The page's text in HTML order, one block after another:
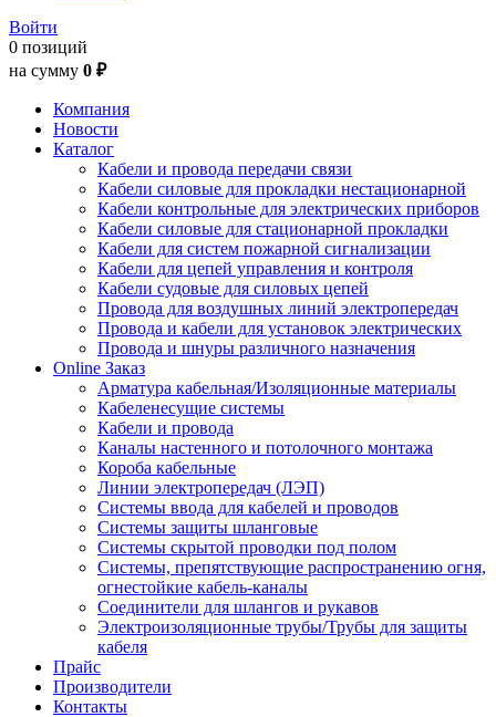
Войти
0 позиций
на сумму 0 ₽
Компания
Новости
Каталог
Кабели и провода передачи связи
Кабели силовые для прокладки нестационарной
Кабели контрольные для электрических приборов
Кабели силовые для стационарной прокладки
Кабели для систем пожарной сигнализации
Кабели для цепей управления и контроля
Кабели судовые для силовых цепей
Провода для воздушных линий электропередач
Провода и кабели для установок электрических
Провода и шнуры различного назначения
Online Заказ
Арматура кабельная/Изоляционные материалы
Кабеленесущие системы
Кабели и провода
Каналы настенного и потолочного монтажа
Короба кабельные
Линии электропередач (ЛЭП)
Системы ввода для кабелей и проводов
Системы защиты шланговые
Системы скрытой проводки под полом
Системы, препятствующие распространению огня,
огнестойкие кабель-каналы
Соединители для шлангов и рукавов
Электроизоляционные трубы/Трубы для защиты
кабеля
Прайс
Производители
Контакты